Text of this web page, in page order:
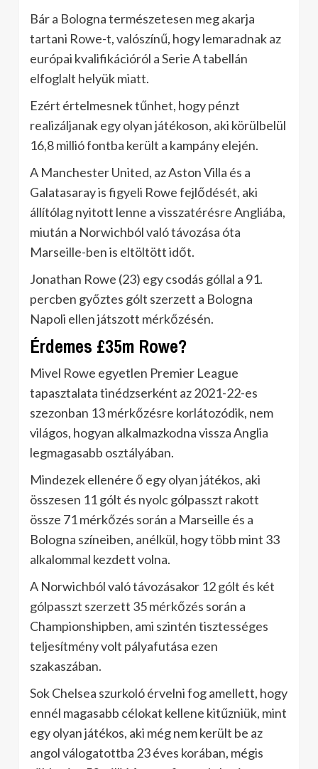
Bár a Bologna természetesen meg akarja
tartani Rowe-t, valószínű, hogy lemaradnak az
európai kvalifikációról a Serie A tabellán
elfoglalt helyük miatt.
Ezért értelmesnek tűnhet, hogy pénzt
realizáljanak egy olyan játékoson, aki körülbelül
16,8 millió fontba került a kampány elején.
A Manchester United, az Aston Villa és a
Galatasaray is figyeli Rowe fejlődését, aki
állítólag nyitott lenne a visszatérésre Angliába,
miután a Norwichból való távozása óta
Marseille-ben is eltöltött időt.
Jonathan Rowe (23) egy csodás góllal a 91.
percben győztes gólt szerzett a Bologna
Napoli ellen játszott mérkőzésén.
Érdemes £35m Rowe?
Mivel Rowe egyetlen Premier League
tapasztalata tinédzserként az 2021-22-es
szezonban 13 mérkőzésre korlátozódik, nem
világos, hogyan alkalmazkodna vissza Anglia
legmagasabb osztályában.
Mindezek ellenére ő egy olyan játékos, aki
összesen 11 gólt és nyolc gólpasszt rakott
össze 71 mérkőzés során a Marseille és a
Bologna színeiben, anélkül, hogy több mint 33
alkalommal kezdett volna.
A Norwichból való távozásakor 12 gólt és két
gólpasszt szerzett 35 mérkőzés során a
Championshipben, ami szintén tisztességes
teljesítmény volt pályafutása ezen
szakaszában.
Sok Chelsea szurkoló érvelni fog amellett, hogy
ennél magasabb célokat kellene kitűzniük, mint
egy olyan játékos, aki még nem került be az
angol válogatottba 23 éves korában, mégis